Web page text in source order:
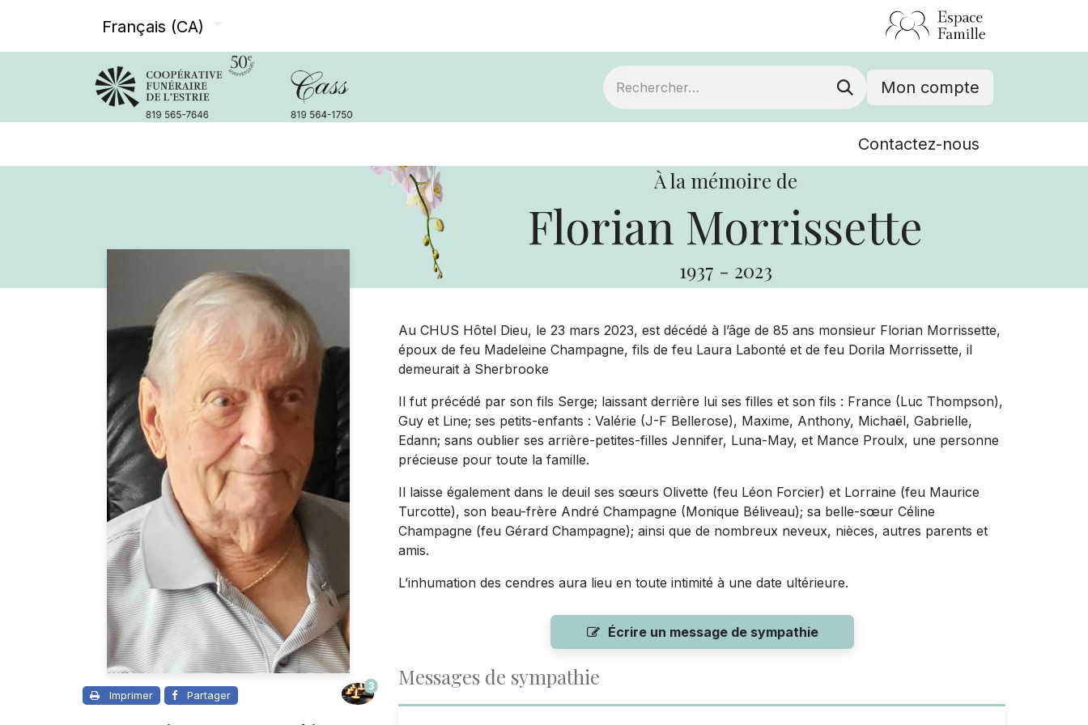
Français (CA)
Mon compte
Événements
Contactez-nous
À la mémoire de
Florian Morrissette
1937 - 2023
Imprimer Partager
3
Au CHUS Hôtel Dieu, le 23 mars 2023, est décédé à l’âge de 85 ans monsieur Florian Morrissette,
époux de feu Madeleine Champagne, fils de feu Laura Labonté et de feu Dorila Morrissette, il
demeurait à Sherbrooke
Il fut précédé par son fils Serge; laissant derrière lui ses filles et son fils : France (Luc Thompson),
Guy et Line; ses petits-enfants : Valérie (J-F Bellerose), Maxime, Anthony, Michaël, Gabrielle,
Edann; sans oublier ses arrière-petites-filles Jennifer, Luna-May, et Mance Proulx, une personne
précieuse pour toute la famille.
Il laisse également dans le deuil ses sœurs Olivette (feu Léon Forcier) et Lorraine (feu Maurice
Turcotte), son beau-frère André Champagne (Monique Béliveau); sa belle-sœur Céline
Champagne (feu Gérard Champagne); ainsi que de nombreux neveux, nièces, autres parents et
amis.
L’inhumation des cendres aura lieu en toute intimité à une date ultérieure.
Écrire un message de sympathie
Messages de sympathie